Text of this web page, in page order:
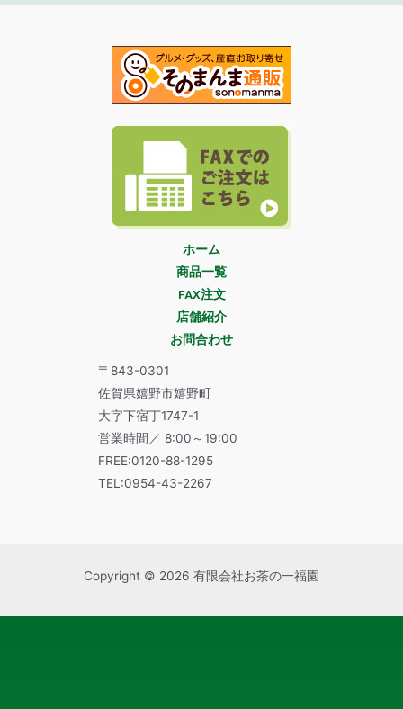
ホーム
商品一覧
FAX注文
店舗紹介
お問合わせ
〒843-0301
佐賀県嬉野市嬉野町
大字下宿丁1747-1
営業時間／ 8:00～19:00
FREE:0120-88-1295
TEL:0954-43-2267
Copyright © 2026 有限会社お茶の一福園